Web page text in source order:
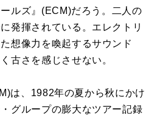
ルズ』 (ECM)だろう。二人の
発揮されている。エレクトリ
想像力を喚起するサウンド
古さを感じさせない。
は、 1982年の夏から秋にかけ
グループの膨大なツアー記録